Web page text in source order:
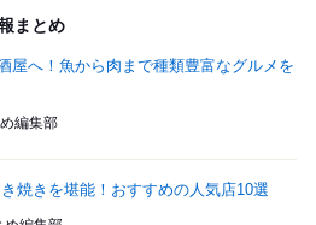
まとめ
屋へ！魚から肉まで種類豊富なグルメを
編集部
焼きを堪能！おすすめの人気店10選